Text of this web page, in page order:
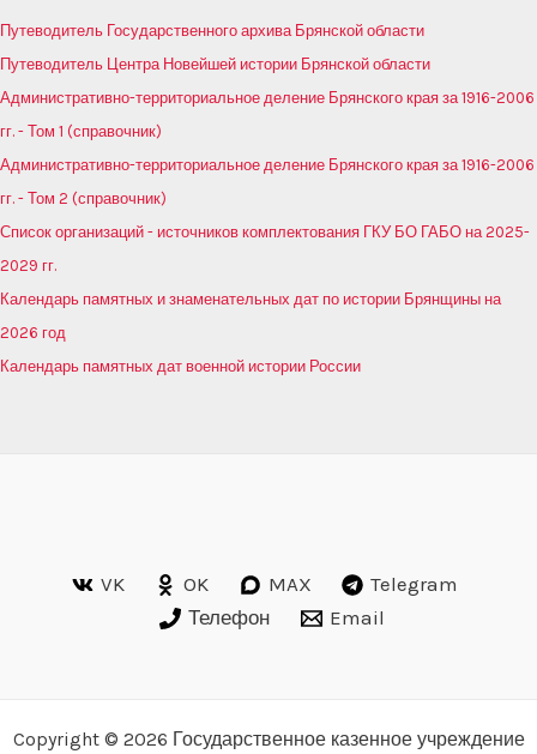
Путеводитель Государственного архива Брянской области
Путеводитель Центра Новейшей истории Брянской области
Административно-территориальное деление Брянского края за 1916-2006
гг. - Том 1 (справочник)
Административно-территориальное деление Брянского края за 1916-2006
гг. - Том 2 (справочник)
Список организаций - источников комплектования ГКУ БО ГАБО на 2025-
2029 гг.
Календарь памятных и знаменательных дат по истории Брянщины на
2026 год
Календарь памятных дат военной истории России
VK OK MAX
Telegram
Телефон
Email
Copyright © 2026 Государственное казенное учреждение